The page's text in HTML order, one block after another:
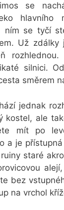
se
hlavního
ním se tyčí
Už
silnici.
směrem
jednak
kostel, ale
mít po
a je
staré
bez
na vrchol